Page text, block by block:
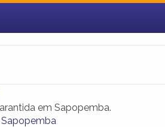
em Sapopemba.